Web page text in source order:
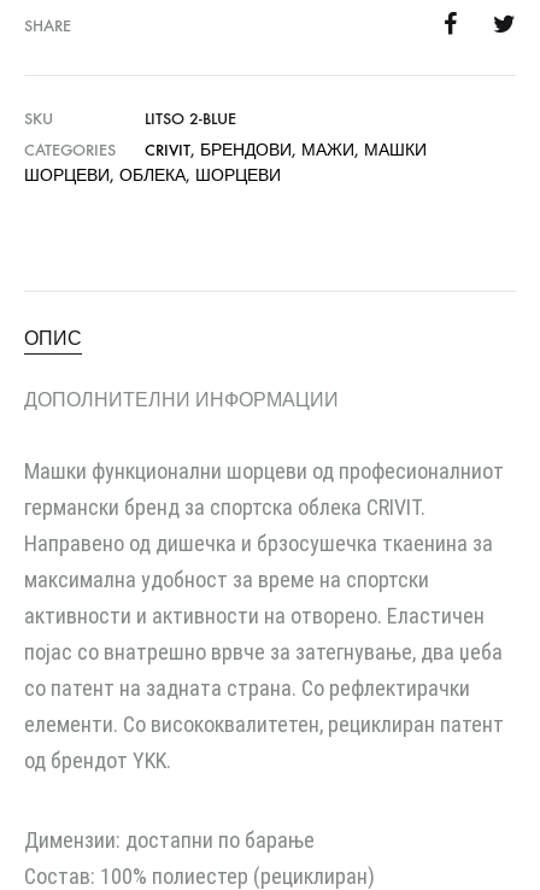
SHARE
SKU
LITSO 2-BLUE
CATEGORIES
CRIVIT, БРЕНДОВИ, МАЖИ, МАШКИ
ШОРЦЕВИ, ОБЛЕКА, ШОРЦЕВИ
ОПИС
ДОПОЛНИТЕЛНИ ИНФОРМАЦИИ
Машки функционални шорцеви од професионалниот
германски бренд за спортска облека CRIVIT.
Направено од дишечка и брзосушечка ткаенина за
максимална удобност за време на спортски
активности и активности на отворено. Еластичен
појас со внатрешно врвче за затегнување, два џеба
со патент на задната страна. Со рефлектирачки
елементи. Со висококвалитетен, рециклиран патент
од брендот YKK.
Димензии: достапни по барање
Состав: 100% полиестер (рециклиран)